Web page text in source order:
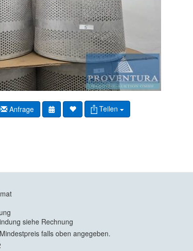
Anfrage Teilen
siehe Rechnung
falls oben angegeben.